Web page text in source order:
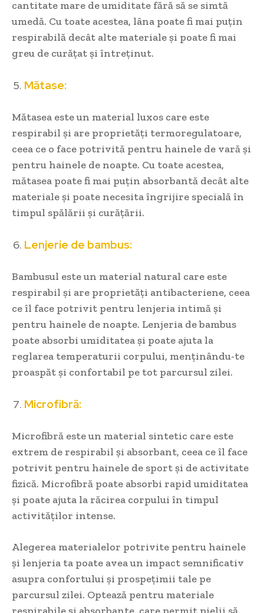
cantitate mare de umiditate fără să se simtă
umedă. Cu toate acestea, lâna poate fi mai puțin
respirabilă decât alte materiale și poate fi mai
greu de curățat și întreținut.
Mătase:
Mătasea este un material luxos care este
respirabil și are proprietăți termoregulatoare,
ceea ce o face potrivită pentru hainele de vară și
pentru hainele de noapte. Cu toate acestea,
mătasea poate fi mai puțin absorbantă decât alte
materiale și poate necesita îngrijire specială în
timpul spălării și curățării.
Lenjerie de bambus:
Bambusul este un material natural care este
respirabil și are proprietăți antibacteriene, ceea
ce îl face potrivit pentru lenjeria intimă și
pentru hainele de noapte. Lenjeria de bambus
poate absorbi umiditatea și poate ajuta la
reglarea temperaturii corpului, menținându-te
proaspăt și confortabil pe tot parcursul zilei.
Microfibră:
Microfibră este un material sintetic care este
extrem de respirabil și absorbant, ceea ce îl face
potrivit pentru hainele de sport și de activitate
fizică. Microfibră poate absorbi rapid umiditatea
și poate ajuta la răcirea corpului în timpul
activităților intense.
Alegerea materialelor potrivite pentru hainele
și lenjeria ta poate avea un impact semnificativ
asupra confortului și prospețimii tale pe
parcursul zilei. Optează pentru materiale